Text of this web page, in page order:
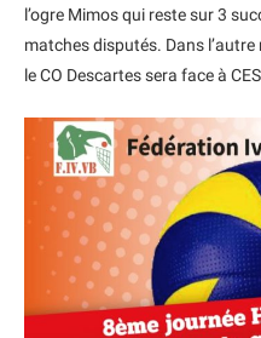
l’ogre Mimos qui reste sur 3
matches disputés. Dans
le CO Descartes sera face à